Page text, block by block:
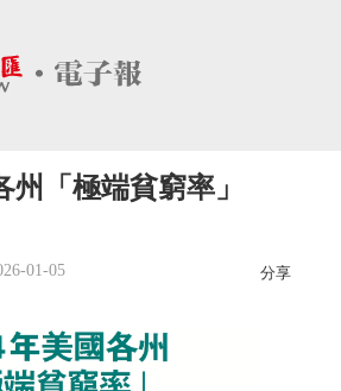
州「極端貧窮率」
01-05 分享